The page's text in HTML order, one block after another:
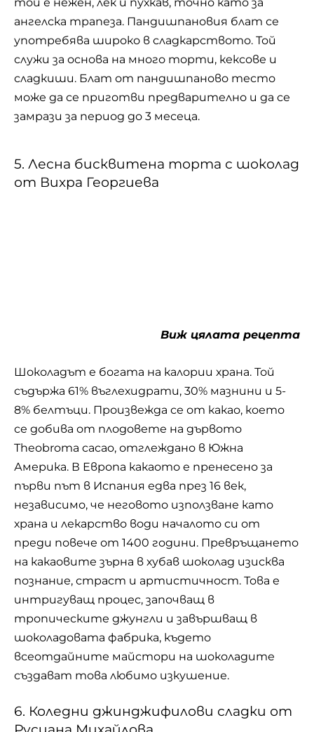
от Вихра Георгиева
Виж цялата рецепта
Шоколадът е богата на калории храна. Той
се добива от плодовете на дървото
Theobroma cacao, отглеждано в Южна
интригуващ процес, започващ в
шоколадовата фабрика, където
всеотдайните майстори на шоколадите
създават това любимо изкушение.
6. Коледни джинджифилови сладки от
Русиана Михайлова
Виж цялата рецепта